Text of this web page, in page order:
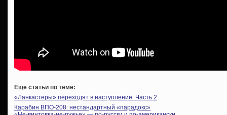
Еще статьи по теме:
«Ланкастеры» переходят в наступление. Часть 2
Карабин ВПО-208: нестандартный «парадокс»